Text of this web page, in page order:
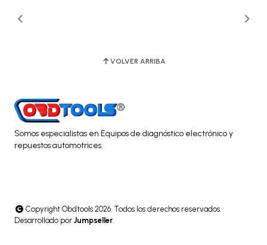
VOLVER ARRIBA
Somos especialistas en Equipos de diagnóstico electrónico y
repuestos automotrices.
Copyright Obdtools 2026. Todos los derechos reservados.
Desarrollado por Jumpseller.